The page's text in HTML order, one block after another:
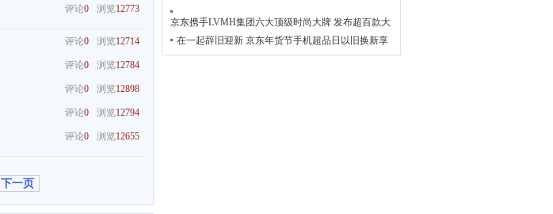
评论0 浏览12773
评论0 浏览12714
评论0 浏览12784
评论0 浏览12898
评论0 浏览12794
评论0 浏览12655
下一页
京东携手LVMH集团六大顶级时尚大牌 发布超百款大
在一起辞旧迎新 京东年货节手机超品日以旧换新享